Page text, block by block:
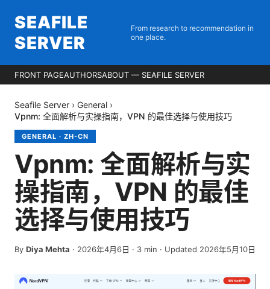
SEAFILE
SERVER
From research to recommendation in
one place.
FRONT PAGEAUTHORSABOUT — SEAFILE SERVER
Seafile Server › General ›
Vpnm: 全面解析与实操指南，VPN 的最佳选择与使用技巧
GENERAL · ZH-CN
Vpnm: 全面解析与实
操指南，VPN 的最佳
选择与使用技巧
By Diya Mehta · 2026年4月6日 · 3 min · Updated 2026年5月10日